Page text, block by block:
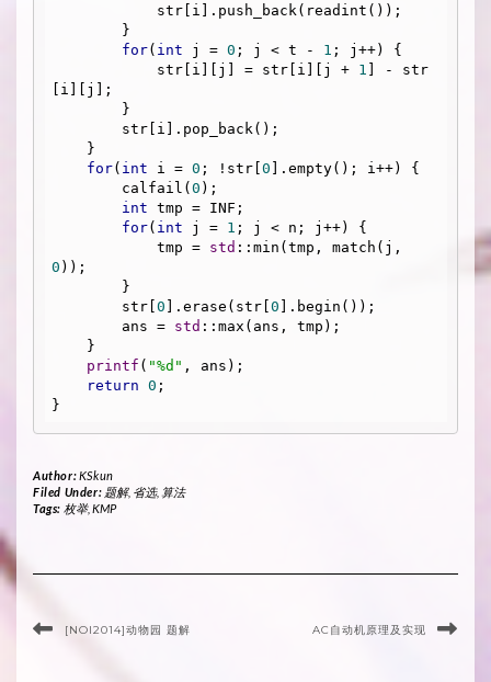
for( int j = 0 ; j < t - 1 ; j++) {
            str[i][j] = str[i][j +
1 ] - str
[i][j];
for( int i = 0 ; !str[0 ].empty(); i++) {
        calfail(
0 );
int tmp = INF;
for( int j = 1 ; j < n; j++) {
            tmp =
std
0 ));
        str[
0 ].erase(str[0 ].begin());
        ans =
std ::max(ans, tmp);
printf ( "%d" , ans);
return 0 ;
Author: KSkun
Filed Under: 题解, 省选, 算法
Tags: 枚举, KMP
[NOI2014]动物园 题解 AC自动机原理及实现